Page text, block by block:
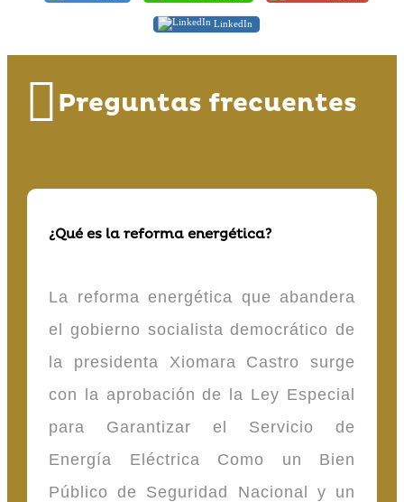
LinkedIn
Preguntas frecuentes
¿Qué es la reforma energética?
La reforma energética que abandera
el gobierno socialista democrático de
la presidenta Xiomara Castro surge
con la aprobación de la Ley Especial
para Garantizar el Servicio de
Energía Eléctrica Como un Bien
Público de Seguridad Nacional y un